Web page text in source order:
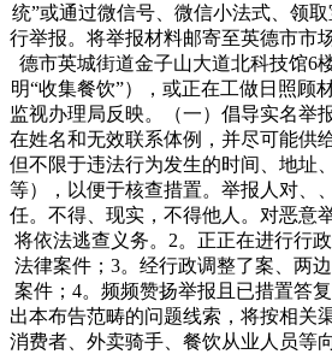
统”或通过微信号、微信小法式、领取
行举报。将举报材料邮寄至英德市市
德市英城街道金子山大道北科技馆6
明“收集餐饮”），或正在工做日照顾
监视办理局反映。（一）倡导实名举
在姓名和无效联系体例，并尽可能供
但不限于违法行为发生的时间、地址
等），以便于核查措置。举报人对、
任。不得、现实，不得他人。对恶意
将依法逃查义务。2。正正在进行行
法律案件；3。经行政调整了案、两
案件；4。频频赞扬举报且已措置答
出本布告范畴的问题线索，将按相关
消费者、外卖骑手、餐饮从业人员等